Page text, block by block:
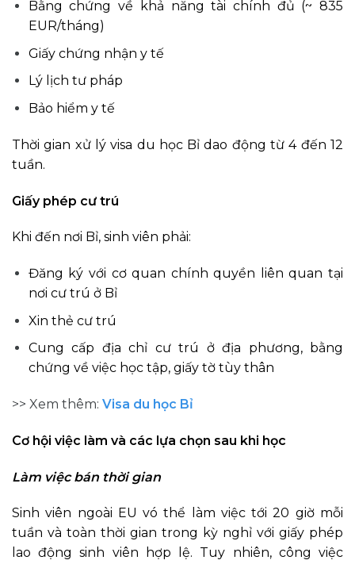
Bằng chứng về khả năng tài chính đủ (~ 835
EUR/tháng)
Giấy chứng nhận y tế
Lý lịch tư pháp
Bảo hiểm y tế
Thời gian xử lý visa du học Bỉ dao động từ 4 đến 12
tuần.
Giấy phép cư trú
Khi đến nơi Bỉ, sinh viên phải:
Đăng ký với cơ quan chính quyền liên quan tại
nơi cư trú ở Bỉ
Xin thẻ cư trú
Cung cấp địa chỉ cư trú ở địa phương, bằng
chứng về việc học tập, giấy tờ tùy thân
>> Xem thêm: Visa du học Bỉ
Cơ hội việc làm và các lựa chọn sau khi học
Làm việc bán thời gian
Sinh viên ngoài EU vó thể làm việc tới 20 giờ mỗi
tuần và toàn thời gian trong kỳ nghỉ với giấy phép
lao động sinh viên hợp lệ. Tuy nhiên, công việc